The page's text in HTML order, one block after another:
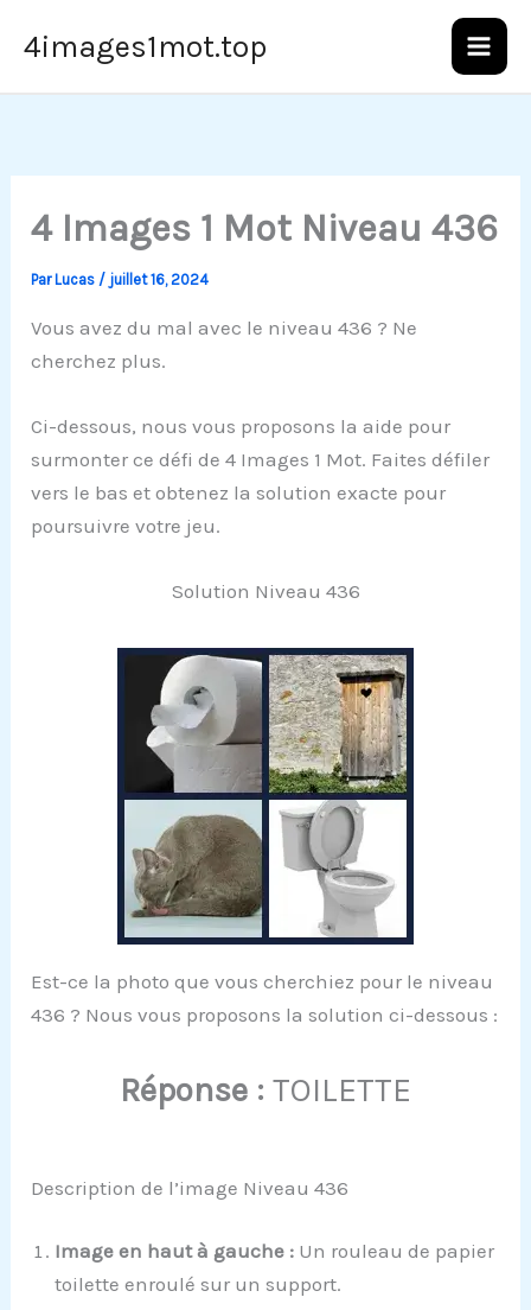
4images1mot.top
4 Images 1 Mot Niveau 436
ParLucas / juillet 16, 2024
Vous avez du mal avec le niveau 436 ? Ne
cherchez plus.
Ci-dessous, nous vous proposons la aide pour
surmonter ce défi de 4 Images 1 Mot. Faites défiler
vers le bas et obtenez la solution exacte pour
poursuivre votre jeu.
Solution Niveau 436
Est-ce la photo que vous cherchiez pour le niveau
436 ? Nous vous proposons la solution ci-dessous :
Réponse : TOILETTE
Description de l’image Niveau 436
Image en haut à gauche : Un rouleau de papier
toilette enroulé sur un support.